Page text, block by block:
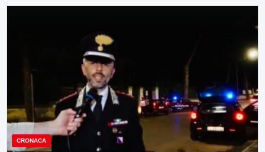
CRONACA